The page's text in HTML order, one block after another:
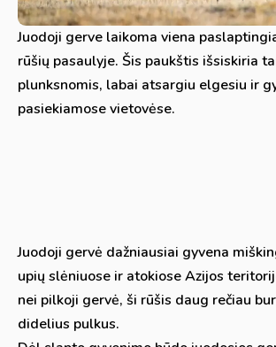
Juodoji gerve laikoma viena
rūšių pasaulyje. Šis paukštis išsiskiria
plunksnomis, labai atsargiu elgesiu ir
pasiekiamose vietovėse.
Juodoji gervė dažniausiai gyvena
upių slėniuose ir atokiose Azijos
nei pilkoji gervė, ši rūšis daug rečiau
didelius pulkus.